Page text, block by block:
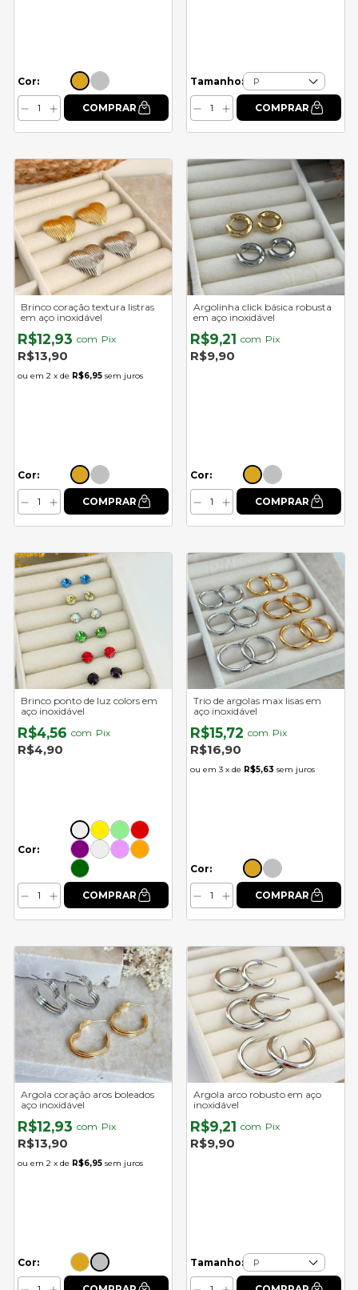
Cor: Tamanho:
Brinco coração textura listras
em aço inoxidável
R$12,93 com Pix
R$13,90
2 x de R$6,95 sem juros
Cor:
Argolinha click básica robusta
em aço inoxidável
R$9,21 com Pix
R$9,90
Cor:
Brinco ponto de luz colors em
aço inoxidável
R$4,56 com Pix
R$4,90
Cor:
Trio de argolas max lisas em
aço inoxidável
R$15,72 com Pix
R$16,90
3 x de R$5,63 sem juros
Cor:
Argola coração aros boleados
aço inoxidável
R$12,93 com Pix
R$13,90
2 x de R$6,95 sem juros
Cor:
Argola arco robusto em aço
inoxidável
R$9,21 com Pix
R$9,90
Tamanho: